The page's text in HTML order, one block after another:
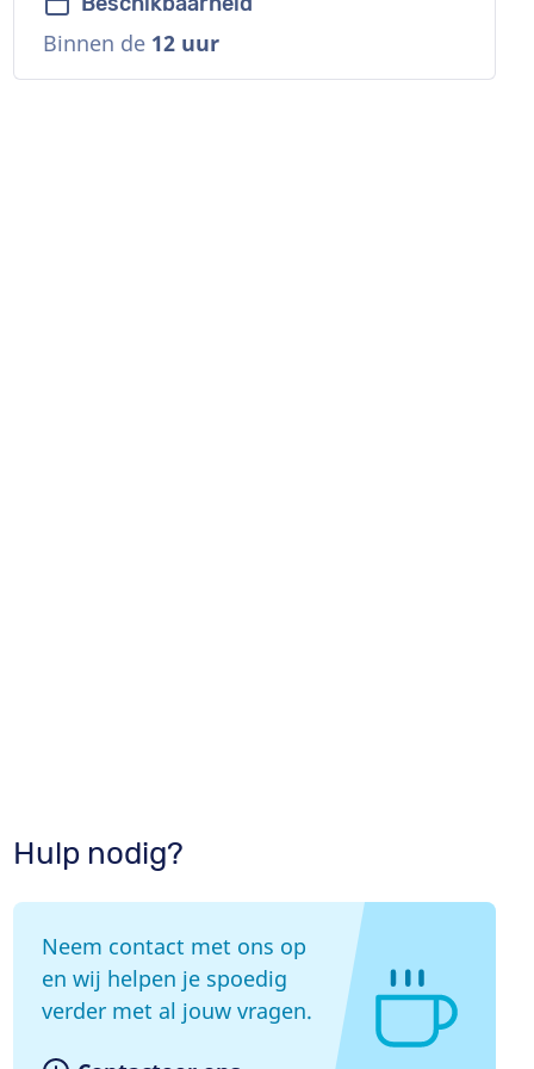
Binnen de 12 uur
Hulp nodig?
Neem contact met ons op
en wij helpen je spoedig
verder met al jouw vragen.